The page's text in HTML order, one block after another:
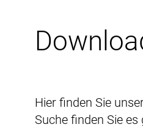
Hier finden Sie
Suche finden Sie